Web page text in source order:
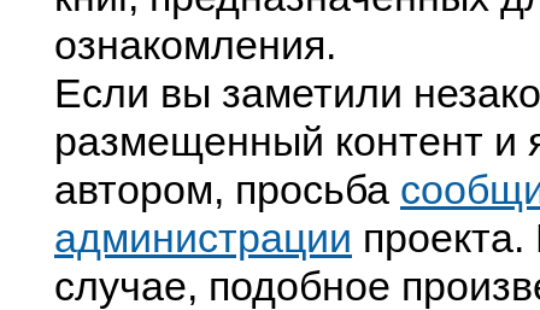
ознакомления.
Если вы заметили
размещенный контент и
автором, просьба
администрации
случае, подобное